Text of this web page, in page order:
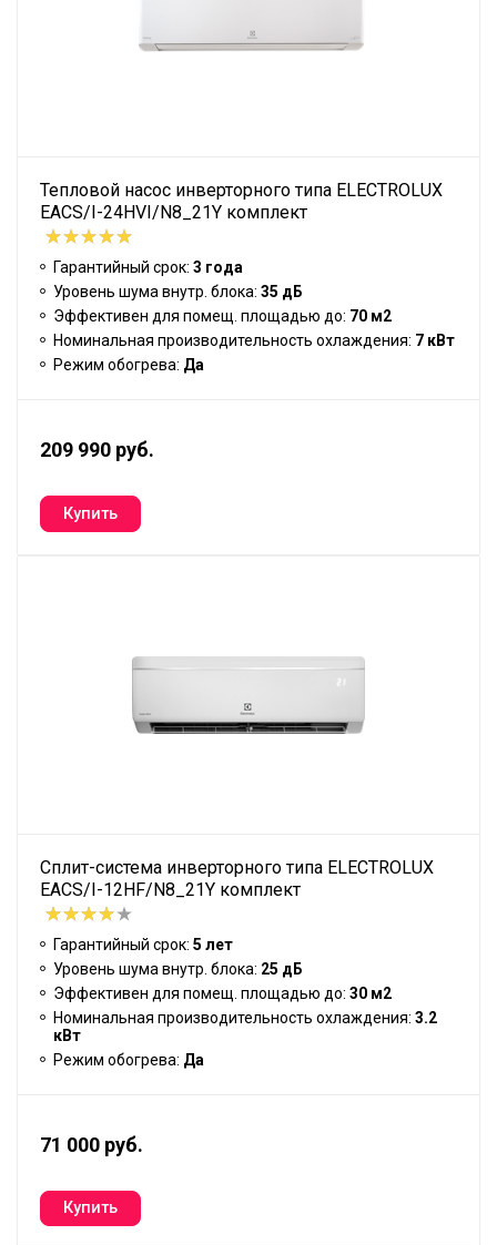
Тепловой насос инверторного типа ELECTROLUX
EACS/I-24HVI/N8_21Y комплект
Гарантийный срок: 3 года
Уровень шума внутр. блока: 35 дБ
Эффективен для помещ. площадью до: 70 м2
Номинальная производительность охлаждения: 7 кВт
Режим обогрева: Да
209 990 руб.
Сплит-система инверторного типа ELECTROLUX
EACS/I-12HF/N8_21Y комплект
Гарантийный срок: 5 лет
Уровень шума внутр. блока: 25 дБ
Эффективен для помещ. площадью до: 30 м2
Номинальная производительность охлаждения: 3.2
кВт
Режим обогрева: Да
71 000 руб.